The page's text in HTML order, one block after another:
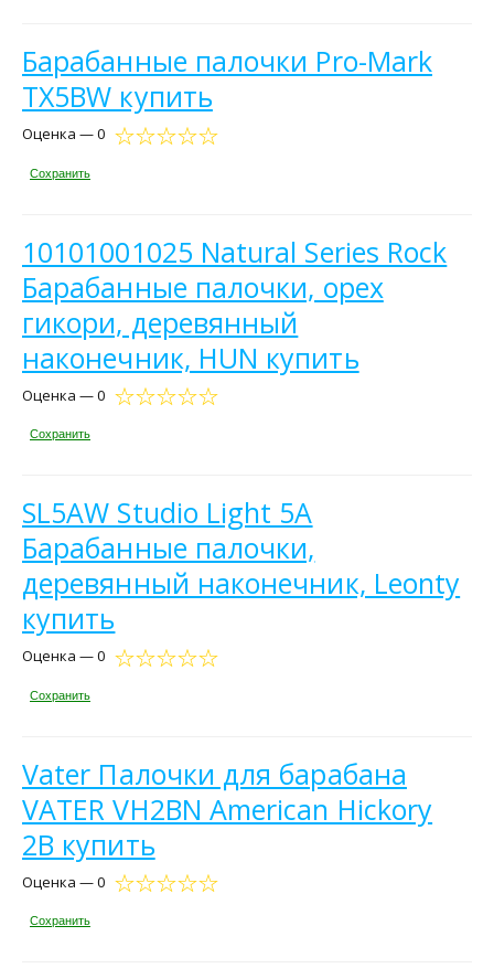
Барабанные палочки Pro-Mark
TX5BW купить
Оценка — 0
Сохранить
10101001025 Natural Series Rock
Барабанные палочки, орех
гикори, деревянный
наконечник, HUN купить
Оценка — 0
Сохранить
SL5AW Studio Light 5A
Барабанные палочки,
деревянный наконечник, Leonty
купить
Оценка — 0
Сохранить
Vater Палочки для барабана
VATER VH2BN American Hickory
2B купить
Оценка — 0
Сохранить